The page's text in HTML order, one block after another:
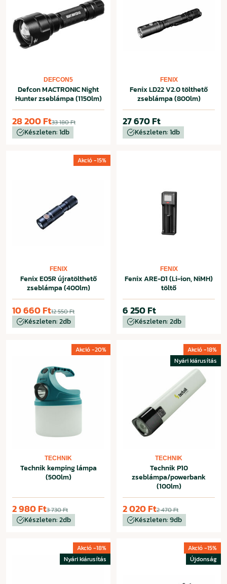
DEFCON5
Defcon MACTRONIC Night
Hunter zseblámpa (1150lm)
33 180 Ft
28 200 Ft
Készleten: 1db
FENIX
Fenix LD22 V2.0 tölthető
zseblámpa (800lm)
27 670 Ft
Készleten: 1db
Akció -15%
FENIX
Fenix E05R újratölthető
zseblámpa (400lm)
12 550 Ft
10 660 Ft
Készleten: 2db
FENIX
Fenix ARE-D1 (Li-ion, NiMH)
töltő
6 250 Ft
Készleten: 2db
Akció -20%
TECHNIK
Technik kemping lámpa
(500lm)
3 730 Ft
2 980 Ft
Készleten: 2db
Akció -18%
Nyári kiárusítás
TECHNIK
Technik P10
zseblámpa/powerbank
(100lm)
2 470 Ft
2 020 Ft
Készleten: 9db
Akció -18%
Nyári kiárusítás
Akció -15%
Újdonság